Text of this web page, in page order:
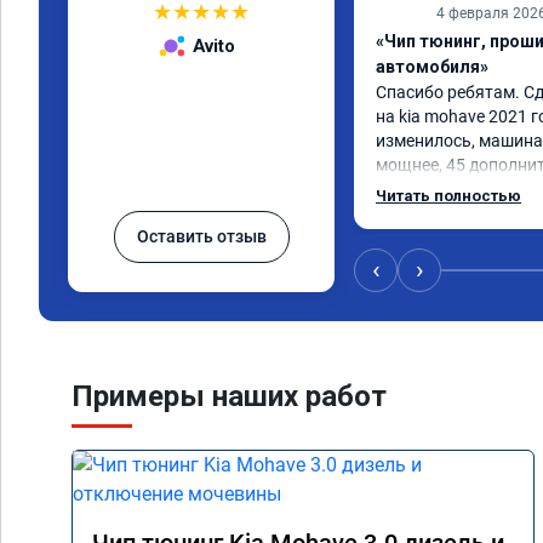
★★★★★
Avito
Оставить отзыв
4 февраля
«Чип тюнинг,
автомобиля»
Спасибо ребятам.
на kia mohave 2021
изменилось,
мощнее, 45
существенно
15 город, уже три
12.5. Коробка
Читать полностью
‹ ›
Примеры наших работ